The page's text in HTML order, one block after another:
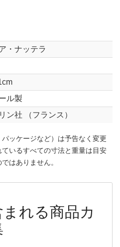
・ナッテラ
ル製
ン社 （フランス）
ッケージなど）は予告なく変更
いるすべての寸法と重量は目安
はありません。
れる商品カ